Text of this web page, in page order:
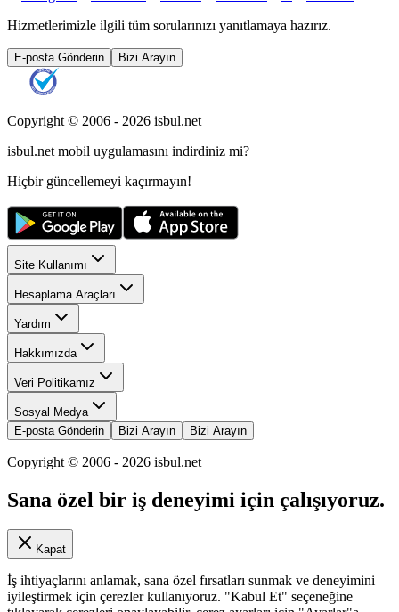
Hizmetlerimizle ilgili tüm sorularınızı yanıtlamaya hazırız.
E-posta Gönderin Bizi Arayın
Copyright © 2006 - 2026 isbul.net
isbul.net mobil uygulamasını indirdiniz mi?
Hiçbir güncellemeyi kaçırmayın!
Site Kullanımı
Hesaplama Araçları
Yardım
Hakkımızda
Veri Politikamız
Sosyal Medya
E-posta Gönderin
Bizi Arayın Bizi Arayın
Copyright © 2006 - 2026 isbul.net
Sana özel bir iş deneyimi için çalışıyoruz.
Kapat
İş ihtiyaçlarını anlamak, sana özel fırsatları sunmak ve deneyimini
iyileştirmek için çerezler kullanıyoruz. "Kabul Et" seçeneğine